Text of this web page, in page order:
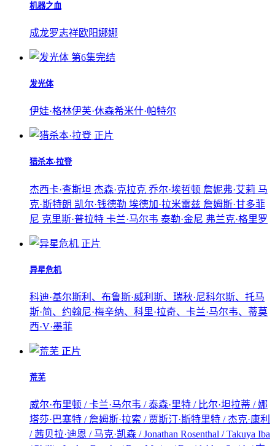
机器之血
成龙罗志祥欧阳娜娜
第6集完结
发光体
伊娃·格林伊芙·休森希米什·帕特尔
正片
猎杀本·拉登
杰西卡·查斯坦 杰森·克拉克 乔尔·埃哲顿 詹妮弗·艾莉 马
克·斯特朗 凯尔·钱德勒 埃德加·拉米雷兹 詹姆斯·甘多菲
尼 克里斯·普拉特 卡兰·马尔韦 泰勒·金尼 弗兰克·格里罗
正片
异星危机
科迪·基尔斯利、布鲁斯·威利斯、瑞秋·尼科尔斯、托马
斯·简、约翰尼·梅辛纳、科里·拉奇、卡兰·马尔韦、蒂莫
西·V·墨菲
正片
荒芜
威尔·布里顿 / 卡兰·马尔韦 / 泰森·里特 / 比尔·坦拉蒂 / 娜
塔莎·巴塞特 / 詹姆斯·拉索 / 贾斯汀·斯特里特 / 杰克·康利
/ 茜贝拉·迪恩 / 马克·凯森 / Jonathan Rosenthal / Takuya Iba